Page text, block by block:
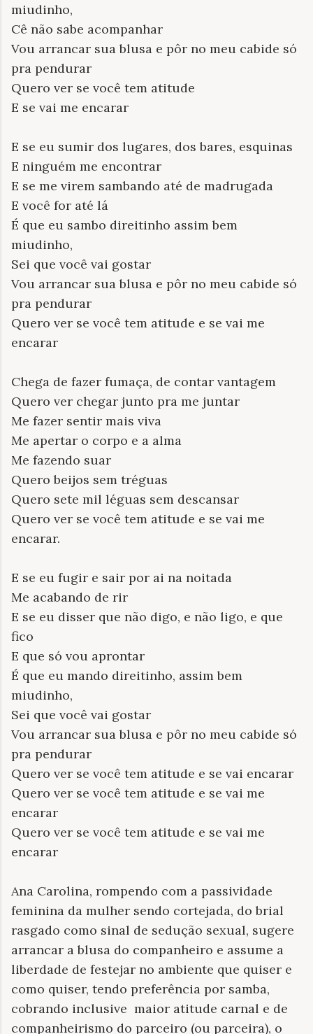
miudinho,
Cê não sabe acompanhar
Vou arrancar sua blusa e pôr no meu cabide só
pra pendurar
Quero ver se você tem atitude
E se vai me encarar
E se eu sumir dos lugares, dos bares, esquinas
E ninguém me encontrar
E se me virem sambando até de madrugada
E você for até lá
É que eu sambo direitinho assim bem
miudinho,
Sei que você vai gostar
Vou arrancar sua blusa e pôr no meu cabide só
pra pendurar
Quero ver se você tem atitude e se vai me
encarar
Chega de fazer fumaça, de contar vantagem
Quero ver chegar junto pra me juntar
Me fazer sentir mais viva
Me apertar o corpo e a alma
Me fazendo suar
Quero beijos sem tréguas
Quero sete mil léguas sem descansar
Quero ver se você tem atitude e se vai me
encarar.
E se eu fugir e sair por ai na noitada
Me acabando de rir
E se eu disser que não digo, e não ligo, e que
fico
E que só vou aprontar
É que eu mando direitinho, assim bem
miudinho,
Sei que você vai gostar
Vou arrancar sua blusa e pôr no meu cabide só
pra pendurar
Quero ver se você tem atitude e se vai encarar
Quero ver se você tem atitude e se vai me
encarar
Quero ver se você tem atitude e se vai me
encarar
Ana Carolina, rompendo com a passividade
feminina da mulher sendo cortejada, do brial
rasgado como sinal de sedução sexual, sugere
arrancar a blusa do companheiro e assume a
liberdade de festejar no ambiente que quiser e
como quiser, tendo preferência por samba,
cobrando inclusive maior atitude carnal e de
companheirismo do parceiro (ou parceira), o